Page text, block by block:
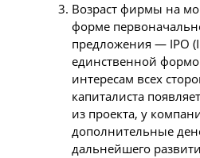
Возраст фирмы на
форме
предложения — IPO
единственной
интересам всех
капиталиста
из проекта, у
дополнительные
дальнейшего